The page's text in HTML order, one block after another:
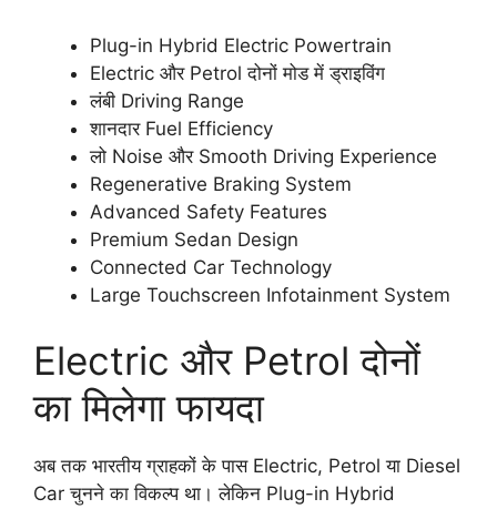
Plug-in Hybrid Electric Powertrain
Electric और Petrol दोनों मोड में ड्राइविंग
लंबी Driving Range
शानदार Fuel Efficiency
लो Noise और Smooth Driving Experience
Regenerative Braking System
Advanced Safety Features
Premium Sedan Design
Connected Car Technology
Large Touchscreen Infotainment System
Electric और Petrol दोनों
का मिलेगा फायदा
अब तक भारतीय ग्राहकों के पास Electric, Petrol या Diesel
Car चुनने का विकल्प था। लेकिन Plug-in Hybrid